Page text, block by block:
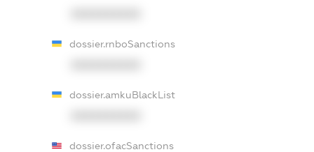
dossier.rnboSanctions
dossier.amkuBlackList
dossier.ofacSanctions